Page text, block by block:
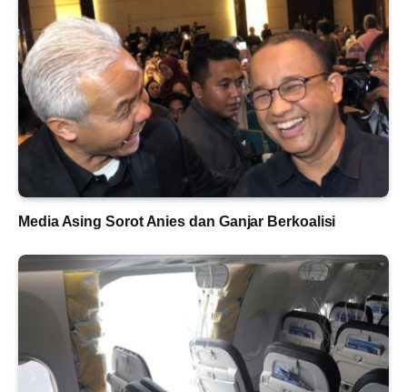
Media Asing Sorot Anies dan Ganjar Berkoalisi